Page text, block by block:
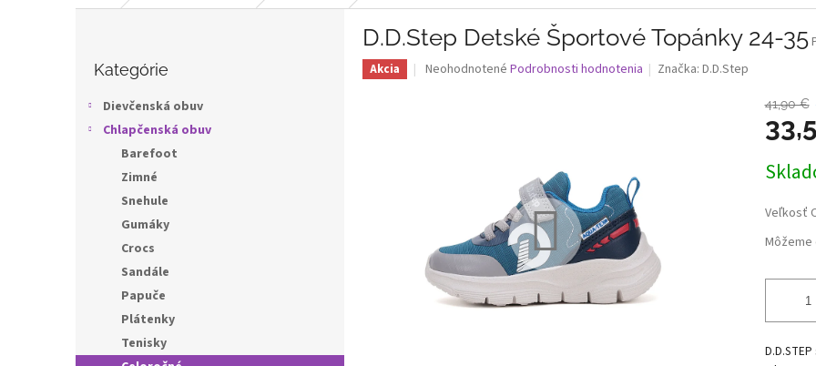
kategórie
Kategórie
Dievčenská obuv
Chlapčenská obuv
Barefoot
Zimné
Snehule
Gumáky
Crocs
Sandále
Papuče
Plátenky
Tenisky
D.D.Step Detské Športové Topánky 24-35
Akcia
Priemerné
Neohodnotené Podrobnosti hodnotenia Značka:D.D.Step
41,90 €
cena:
Veľkosť